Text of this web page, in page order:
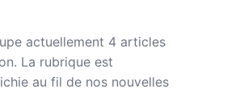
actuellement 4 articles
La rubrique est
au fil de nos nouvelles